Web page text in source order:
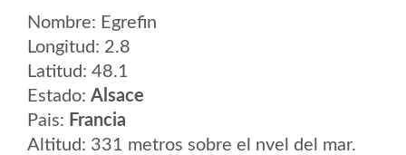
Nombre: Egrefin
Longitud: 2.8
Latitud: 48.1
Estado: Alsace
Pais: Francia
Altitud: 331 metros sobre el nvel del mar.